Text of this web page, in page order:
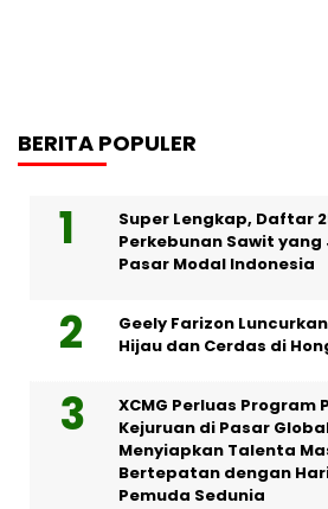
BERITA POPULER
Super Lengkap, Daftar
Perkebunan Sawit yang
Pasar Modal Indonesia
Geely Farizon
Hijau dan Cerdas di
XCMG Perluas Program
Kejuruan di Pasar
Menyiapkan Talenta
Bertepatan dengan
Pemuda Sedunia